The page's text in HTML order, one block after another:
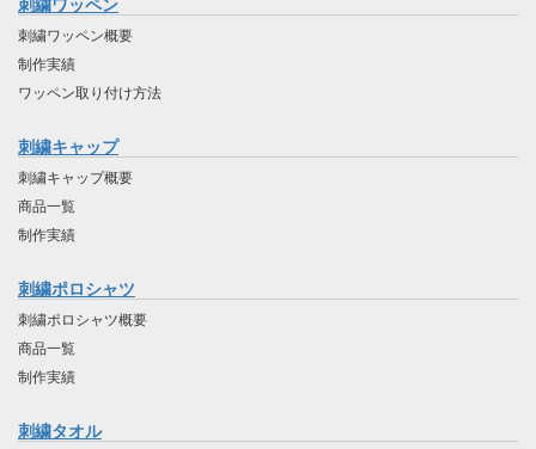
刺繍ワッペン
刺繍ワッペン概要
制作実績
ワッペン取り付け方法
刺繍キャップ
刺繍キャップ概要
商品一覧
制作実績
刺繍ポロシャツ
刺繍ポロシャツ概要
商品一覧
制作実績
刺繍タオル